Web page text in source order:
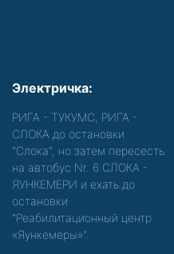
Электричка:
РИГА - ТУКУМС, РИГА -
СЛОКА до остановки
"Слока", но затем пересесть
на автобус Nr. 6 СЛОКА -
ЯУНКЕМЕРИ и ехать до
остановки
"Реабилитационный центр
«Яункемеры»".